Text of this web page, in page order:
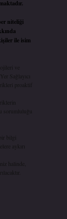
niteliği
ile isim
ve
Sağlayıcı
proaktif
sorumluluğu
bilgi
aykırı
halinde,